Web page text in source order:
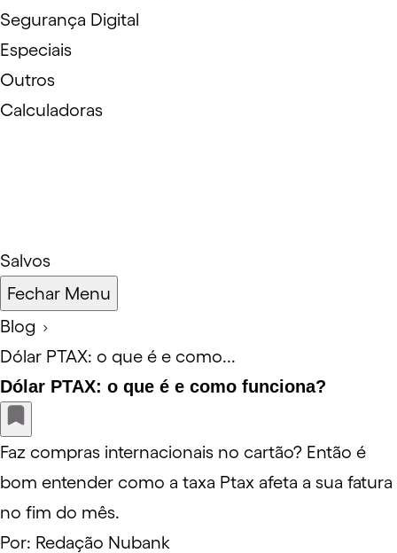
Segurança Digital
Especiais
Outros
Calculadoras
Salvos
Fechar Menu
Blog
Dólar PTAX: o que é e como...
Dólar PTAX: o que é e como funciona?
Faz compras internacionais no cartão? Então é
bom entender como a taxa Ptax afeta a sua fatura
no fim do mês.
Por: Redação Nubank